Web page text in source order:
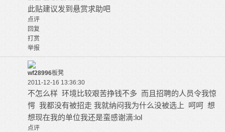
此贴建议发到悬赏求助吧
点评
回复
打赏
举报
wf28996板凳
2011-12-16 13:36:30
不怎么样 环境比较艰苦挣钱不多 而且招聘的人员令我惊
愕 我都没有被招走 我就纳闷我为什么没被选上 呵呵 想
想现在我的单位我还是蛮感谢滴:lol
点评